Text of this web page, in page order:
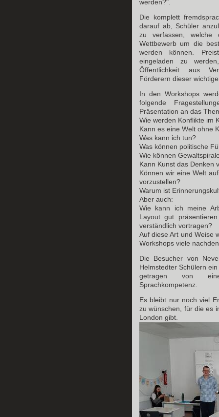
werden?".
Die komplett
darauf ab, Schüler
zu verfassen,
Wettbewerb um die
werden können.
eingeladen zu
Öffentlichkeit aus
Förderern dieser
In den Workshops
folgende
Präsentation an das
Wie werden Konflikte im
Kann es eine Welt ohne
Was kann ich tun?
Was können politische
Wie können
Kann Kunst das Denken
Können wir eine Welt
vorzustellen?
Warum ist
Aber auch:
Wie kann ich meine
Layout gut
verständlich vortragen?
Auf diese Art und Weise
Workshops viele
Die Besucher von
Helmstedter Schülern
getragen von
Sprachkompetenz.
Es bleibt nur noch viel
zu wünschen, für die es
London gibt.